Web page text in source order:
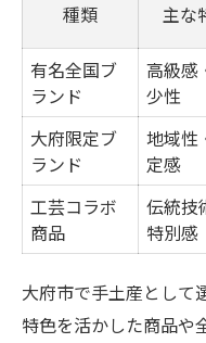
種類 主な
有名全国ブ
ランド
高級感
少性
大府限定ブ
ランド
地域性
定感
工芸コラボ
商品
伝統技
特別感
大府市で手土産として
特色を活かした商品や